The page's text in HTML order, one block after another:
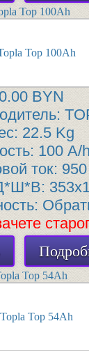
Top 100Ah
BYN
22.5 Kg
100 A/h
ток:
Top 54Ah